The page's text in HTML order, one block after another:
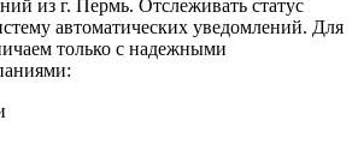
из г. Пермь. Отслеживать статус
автоматических уведомлений. Для
только с надежными